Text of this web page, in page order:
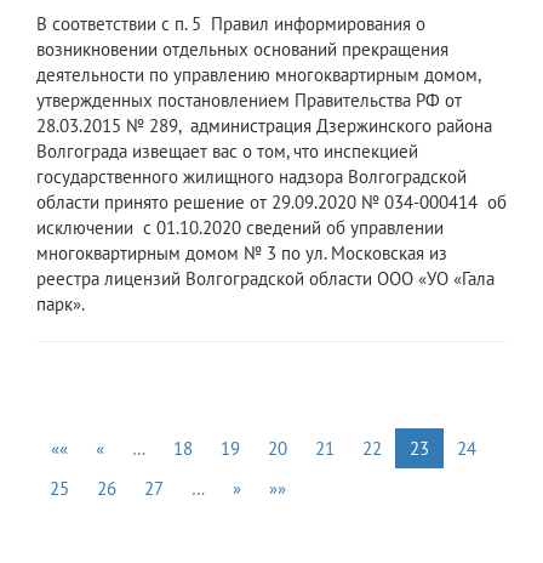
В соответствии с п. 5 Правил информирования о
возникновении отдельных оснований прекращения
деятельности по управлению многоквартирным домом,
утвержденных постановлением Правительства РФ от
28.03.2015 № 289, администрация Дзержинского района
Волгограда извещает вас о том, что инспекцией
государственного жилищного надзора Волгоградской
области принято решение от 29.09.2020 № 034-000414 об
исключении с 01.10.2020 сведений об управлении
многоквартирным домом № 3 по ул. Московская из
реестра лицензий Волгоградской области ООО «УО «Гала
парк».
«« « … 18 19 20 21 22 23
24
25
26 27 … » »»